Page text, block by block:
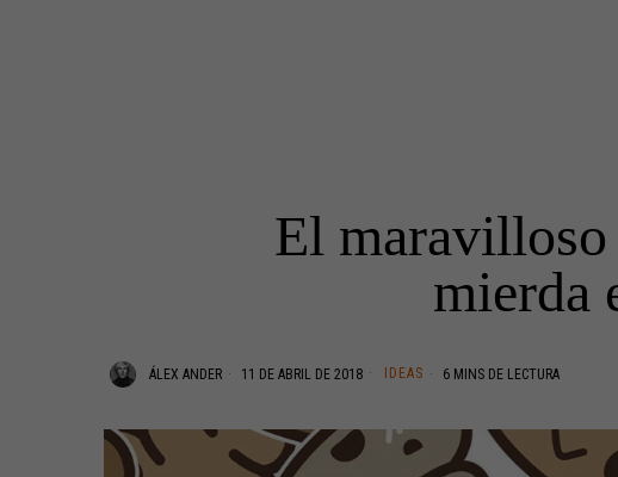
El maravilloso
mierda
ÁLEX ANDER 11 DE ABRIL DE 2018 IDEAS 6 MINS DE LECTURA